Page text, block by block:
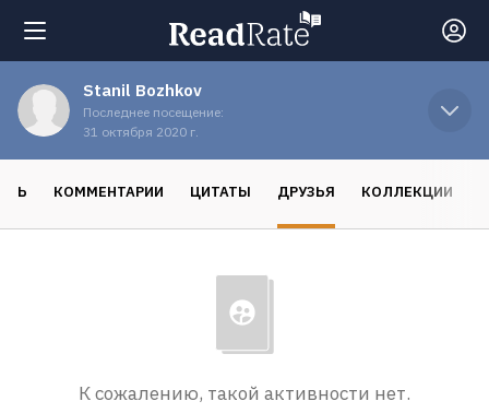
Поиск
Экранизации
Stanil Bozhkov
Последнее посещение:
31 октября 2020 г.
КОММЕНТАРИИ ЦИТАТЫ ДРУЗЬЯ КОЛЛЕКЦИИ
К сожалению, такой активности нет.